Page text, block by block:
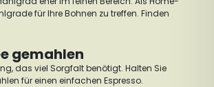
für Ihre Bohnen zu treffen. Finden
gemahlen
das viel Sorgfalt benötigt. Halten Sie
für einen einfachen Espresso.